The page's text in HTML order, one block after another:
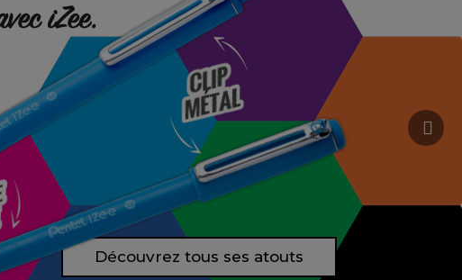
Découvrez tous ses atouts